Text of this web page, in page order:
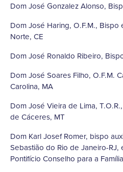
Dom José Gonzalez Alonso,
Dom José Haring, O.F.M.,
Norte, CE
Dom José Ronaldo Ribeiro,
Dom José Soares Filho, O.F.M.
Carolina, MA
Dom José Vieira de Lima,
de Cáceres, MT
Dom Karl Josef Romer, bispo
Sebastião do Rio de Janeiro-
Pontifício Conselho para a